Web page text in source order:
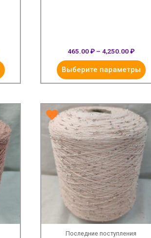
465.00₽ – 4,250.00₽
Выберите параметры
Последние поступления